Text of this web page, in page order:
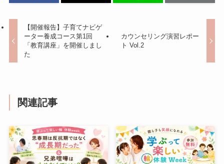
【開催報告】子育てナビゲ
ーター養成コース第1回
「教育講座」を開催しまし
た
カウンセリング演習レポー
ト Vol.2
関連記事